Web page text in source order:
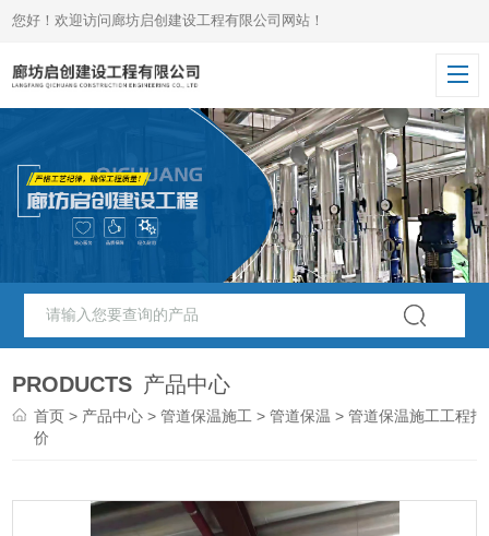
您好！欢迎访问廊坊启创建设工程有限公司网站！
PRODUCTS 产品中心
首页 > 产品中心 >管道保温施工 >管道保温 > 管道保温施工工程报
价